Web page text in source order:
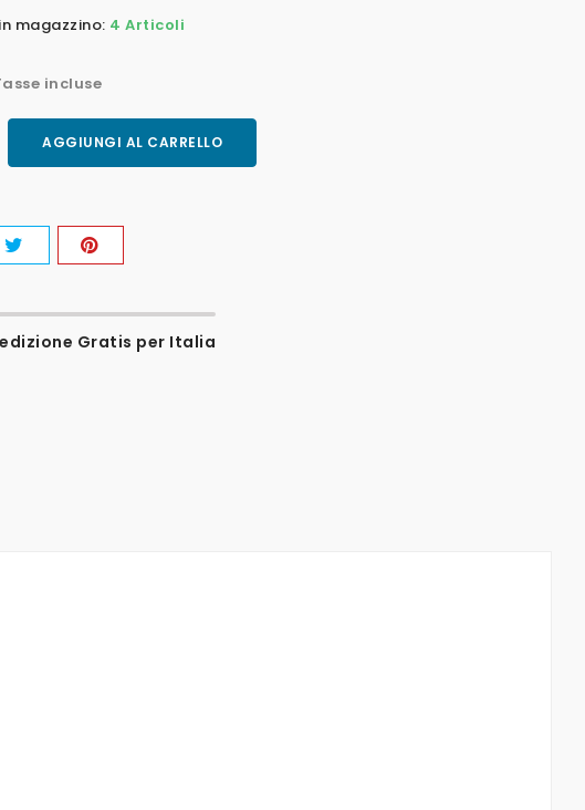
magazzino: 4 Articoli
incluse
AGGIUNGI AL CARRELLO
Gratis per Italia